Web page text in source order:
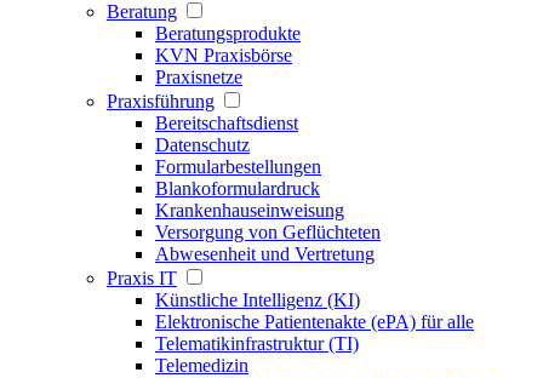
Beratung
Beratungsprodukte
KVN Praxisbörse
Praxisnetze
Praxisführung
Bereitschaftsdienst
Datenschutz
Formularbestellungen
Blankoformulardruck
Krankenhauseinweisung
Versorgung von Geflüchteten
Abwesenheit und Vertretung
Praxis IT
Künstliche Intelligenz (KI)
Elektronische Patientenakte (ePA) für alle
Telematikinfrastruktur (TI)
Telemedizin